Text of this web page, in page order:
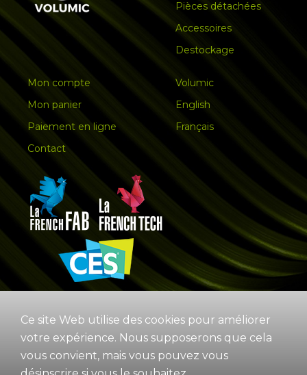
Ce site Web utilise des cookies pour améliorer
votre expérience. Nous supposerons que cela
vous convient, mais vous pouvez vous
Pièces détachées
Accessoires
Destockage
Mon compte
Mon panier
Paiement en ligne
Contact
Volumic
English
Français